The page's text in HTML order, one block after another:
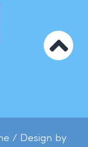
/ Design by